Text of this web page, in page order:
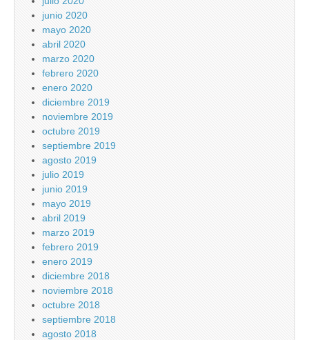
junio 2020
mayo 2020
abril 2020
marzo 2020
febrero 2020
enero 2020
diciembre 2019
noviembre 2019
octubre 2019
septiembre 2019
agosto 2019
julio 2019
junio 2019
mayo 2019
abril 2019
marzo 2019
febrero 2019
enero 2019
diciembre 2018
noviembre 2018
octubre 2018
septiembre 2018
agosto 2018